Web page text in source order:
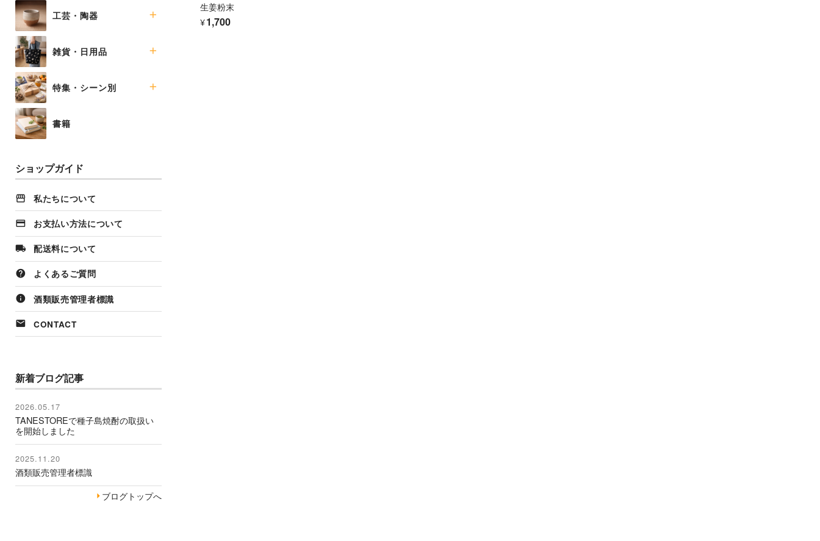
ビール類
焼酎
工芸・陶器
マグ・カップ類
皿・鉢
花器・オブジェ
伝統工芸品
急須
茶器セット
雑貨・日用品
布小物
インテリア雑貨
生活雑貨
ファッション小物
特集・シーン別
季節のおすすめ
ギフトセット
書籍
ショップガイド
私たちについて
お支払い方法について
配送料について
よくあるご質問
酒類販売管理者標識
CONTACT
新着ブログ記事
2026.05.17
TANESTOREで種子島焼酎の取扱い
を開始しました
2025.11.20
酒類販売管理者標識
ブログトップへ
生姜粉末
¥1,700